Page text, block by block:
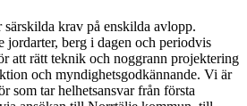
krav på enskilda avlopp.
jordarter, berg i dagen och periodvis
att rätt teknik och noggrann projektering
och myndighetsgodkännande. Vi är
som tar helhetsansvar från första